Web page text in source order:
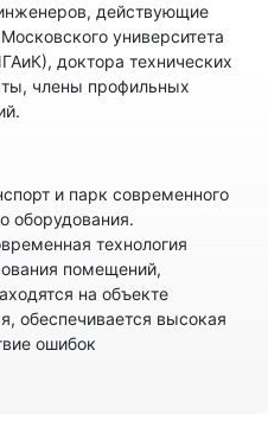
действующие
университета
доктора технических
члены профильных
и парк современного
оборудования.
технология
помещений,
на объекте
обеспечивается высокая
ошибок